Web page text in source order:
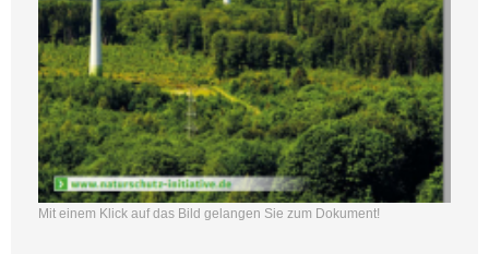
Mit einem Klick auf das Bild gelangen Sie zum Dokument!